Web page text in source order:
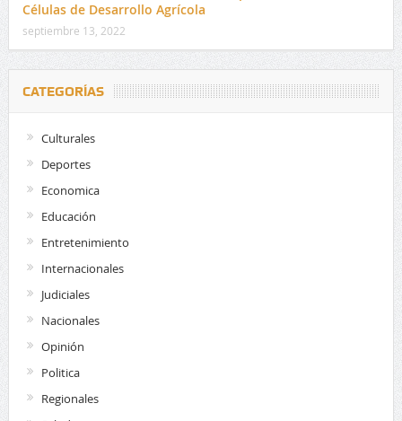
Células de Desarrollo Agrícola
septiembre 13, 2022
CATEGORÍAS
Culturales
Deportes
Economica
Educación
Entretenimiento
Internacionales
Judiciales
Nacionales
Opinión
Politica
Regionales